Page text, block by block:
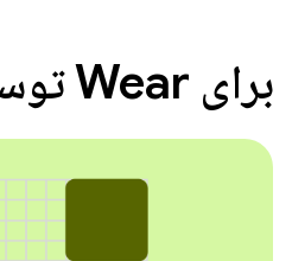
برای Wear توسعه دهید